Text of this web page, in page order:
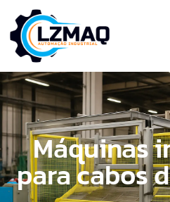
Máquinas
para cabos